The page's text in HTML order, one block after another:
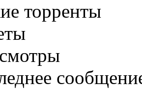
торренты